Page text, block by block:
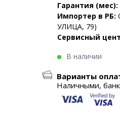
Гарантия (мес):
Импортер в РБ:
УЛИЦА, 79)
Сервисный
В наличии
Варианты
Наличными,